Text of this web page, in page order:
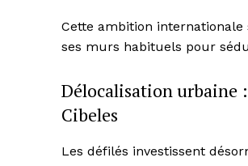
Cette ambition internationale
ses murs habituels pour
Délocalisation urbaine
Cibeles
Les défilés investissent